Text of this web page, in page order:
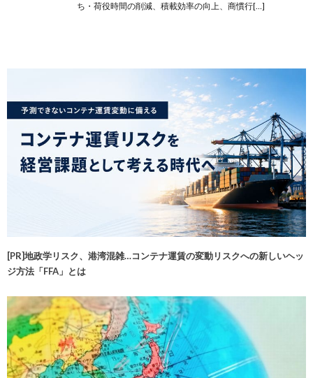
ち・荷役時間の削減、積載効率の向上、商慣行[…]
[PR]地政学リスク、港湾混雑…コンテナ運賃の変動リスクへの新しいヘッ
ジ方法「FFA」とは